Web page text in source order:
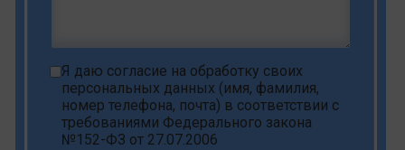
Я даю согласие на обработку своих
персональных данных (имя, фамилия,
номер телефона, почта) в соответствии с
требованиями Федерального закона
№152-ФЗ от 27.07.2006